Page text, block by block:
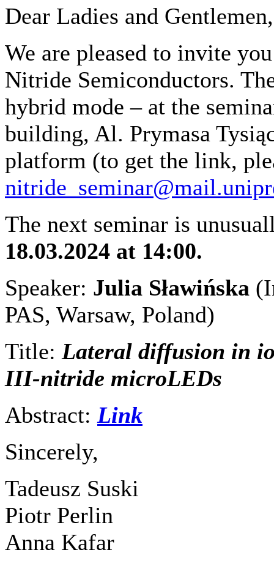
Dear Ladies and Gentlemen,
We are pleased to invite
Nitride Semiconductors.
hybrid mode – at the
building, Al. Prymasa
platform (to get the link,
The next seminar is
18.03.2024 at 14:00.
Speaker: Julia Sławińska
PAS, Warsaw, Poland)
Title: Lateral diffusion in
III-nitride microLEDs
Abstract: Link
Sincerely,
Tadeusz Suski
Piotr Perlin
Anna Kafar